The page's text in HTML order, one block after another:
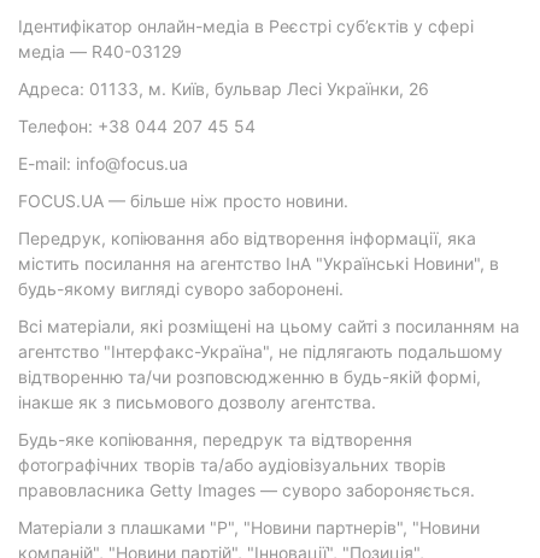
Ідентифікатор онлайн-медіа в Реєстрі суб’єктів у сфері
медіа — R40-03129
Адреса: 01133, м. Київ, бульвар Лесі Українки, 26
Телефон: +38 044 207 45 54
E-mail: info@focus.ua
FOCUS.UA — більше ніж просто новини.
Передрук, копіювання або відтворення інформації, яка
містить посилання на агентство ІнА "Українські Новини", в
будь-якому вигляді суворо заборонені.
Всі матеріали, які розміщені на цьому сайті з посиланням на
агентство "Інтерфакс-Україна", не підлягають подальшому
відтворенню та/чи розповсюдженню в будь-якій формі,
інакше як з письмового дозволу агентства.
Будь-яке копіювання, передрук та відтворення
фотографічних творів та/або аудіовізуальних творів
правовласника Getty Images — суворо забороняється.
Матеріали з плашками "Р", "Новини партнерів", "Новини
компаній", "Новини партій", "Інновації", "Позиція",